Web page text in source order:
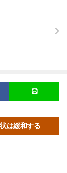
は緩和する